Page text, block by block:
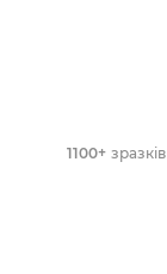
1100+